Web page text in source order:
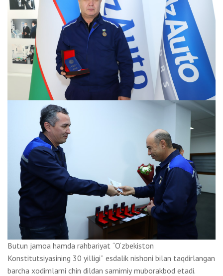
Butun jamoa hamda rahbariyat “O‘zbekiston
Konstitutsiyasining 30 yilligi” esdalik nishoni bilan taqdirlangan
barcha xodimlarni chin dildan samimiy muborakbod etadi.